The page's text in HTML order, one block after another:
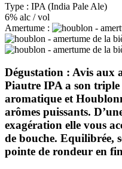
Type : IPA (India Pale Ale)
6% alc / vol
Amertume :
Dégustation : Avis aux
Piautre IPA a son
aromatique et
arômes puissants.
exagération elle vous
de bouche. Equilibrée,
pointe de rondeur en